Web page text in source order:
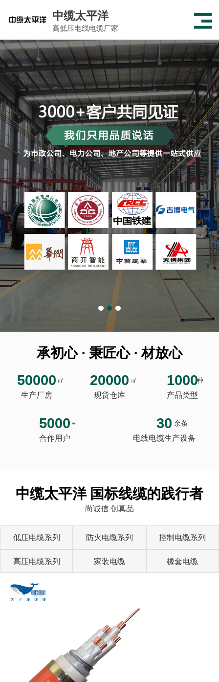
中缆太平洋
高低压电线电缆厂家
承初心 · 秉匠心 · 材放心
50000 ㎡
生产厂房
20000 ㎡
现货仓库
1000种
产品类型
5000 +
合作用户
30 余条
电线电缆生产设备
中缆太平洋 国标线缆的践行者
尚诚信 创真品
低压电缆系列 防火电缆系列 控制电缆系列
高压电缆系列 家装电缆 橡套电缆